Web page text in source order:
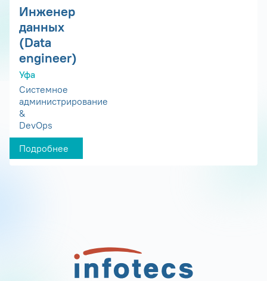
Инженер
данных
(Data
engineer)
Уфа
Системное
администрирование
&
DevOps
Подробнее